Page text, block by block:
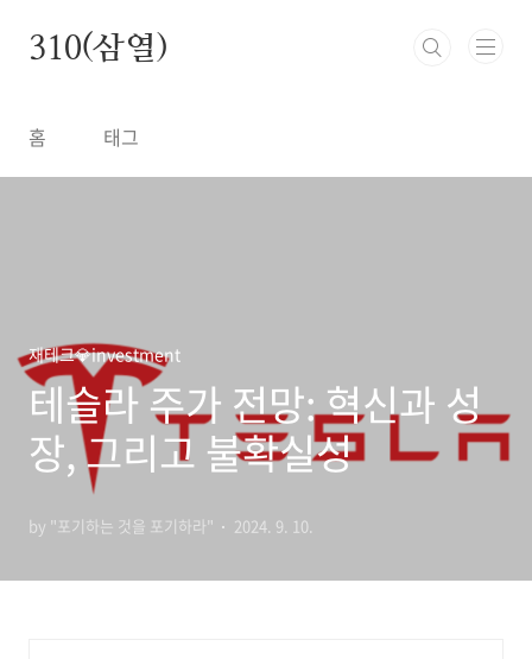
310(삼열)
홈 태그
재테크💎investment
테슬라 주가 전망: 혁신과 성
장, 그리고 불확실성
by "포기하는 것을 포기하라" 2024. 9. 10.